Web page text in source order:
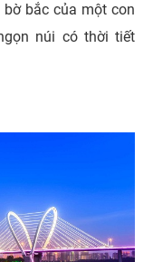
bờ bắc của một con
núi có thời tiết